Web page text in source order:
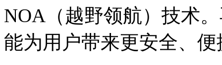
NOA（越野领航）技术
能为用户带来更安全、